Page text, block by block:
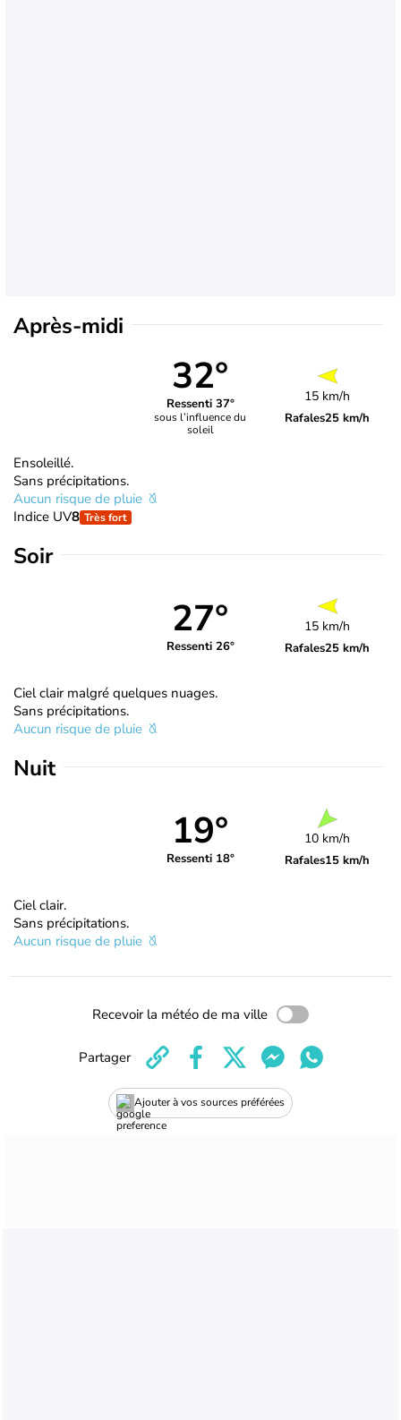
Après-midi
32°
Ressenti 37°
sous l’influence du
soleil
15 km/h
Rafales25 km/h
Ensoleillé.
Sans précipitations.
Aucun risque de pluie
Indice UV8 Très fort
Soir
27°
Ressenti 26°
15 km/h
Rafales25 km/h
Ciel clair malgré quelques nuages.
Sans précipitations.
Aucun risque de pluie
Nuit
19°
Ressenti 18°
10 km/h
Rafales15 km/h
Ciel clair.
Sans précipitations.
Aucun risque de pluie
Recevoir la météo de ma ville
Ajouter à vos sources préférées
Partager